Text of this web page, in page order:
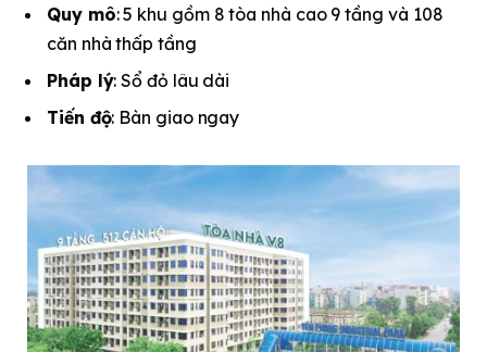
Quy mô: 5 khu gồm 8 tòa nhà cao 9 tầng và 108
căn nhà thấp tầng
Pháp lý: Sổ đỏ lâu dài
Tiến độ: Bàn giao ngay